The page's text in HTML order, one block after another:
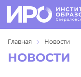
Главная Новости
НОВОСТИ